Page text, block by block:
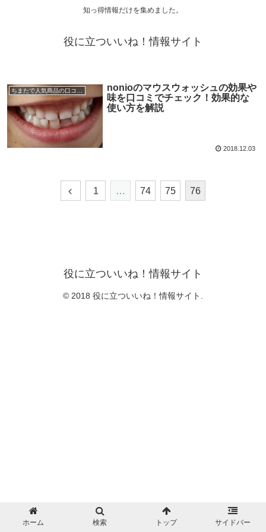
知っ得情報だけを集めました。
役に立ついいね！情報サイト
nonioのマウスウォッシュの効果や
味を口コミでチェック！効果的な
使い方を解説
2018.12.03
1 … 74 75 76
役に立ついいね！情報サイト
© 2018 役に立ついいね！情報サイト.
ホーム 検索 トップ サイドバー